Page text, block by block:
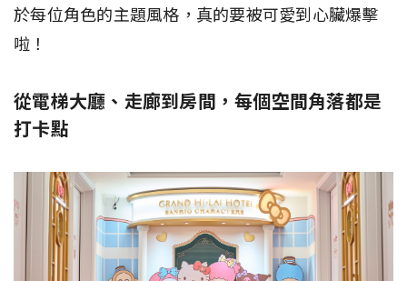
於每位角色的主題風格，真的要被可愛到心臟爆擊
啦！
從電梯大廳、走廊到房間，每個空間角落都是
打卡點